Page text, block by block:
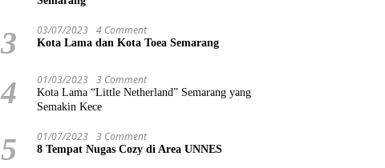
3 03/07/2023 4 Comment
Kota Lama dan Kota Toea Semarang
4 01/03/2023 3 Comment
Kota Lama “Little Netherland” Semarang yang
Semakin Kece
5 01/07/2023 3 Comment
8 Tempat Nugas Cozy di Area UNNES